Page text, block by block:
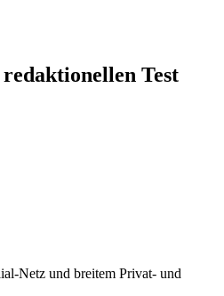
Test
Netz und breitem Privat- und